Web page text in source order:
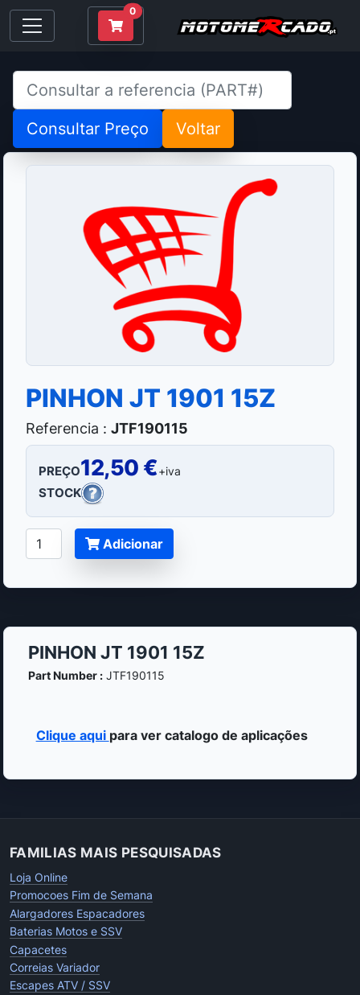
0
Consultar Preço Voltar
PINHON JT 1901 15Z
Referencia : JTF190115
PREÇO12,50 €+iva
STOCK
Adicionar
PINHON JT 1901 15Z
Part Number :JTF190115
Clique aqui para ver catalogo de aplicações
FAMILIAS MAIS PESQUISADAS
Loja Online
Promocoes Fim de Semana
Alargadores Espacadores
Baterias Motos e SSV
Capacetes
Correias Variador
Escapes ATV / SSV